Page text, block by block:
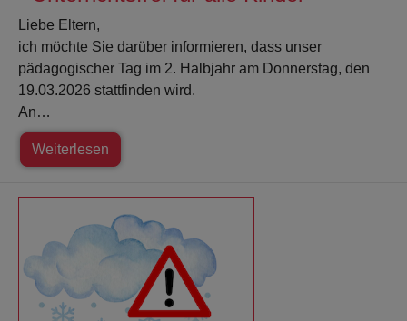
Liebe Eltern,
ich möchte Sie darüber informieren, dass unser
pädagogischer Tag im 2. Halbjahr am Donnerstag, den
19.03.2026 stattfinden wird.
An…
Weiterlesen